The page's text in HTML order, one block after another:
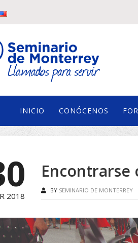
INICIO CONÓCENOS
2018
Encontrarse
BY SEMINARIO DE MONTERREY